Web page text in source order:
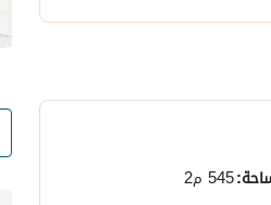
:545 م2